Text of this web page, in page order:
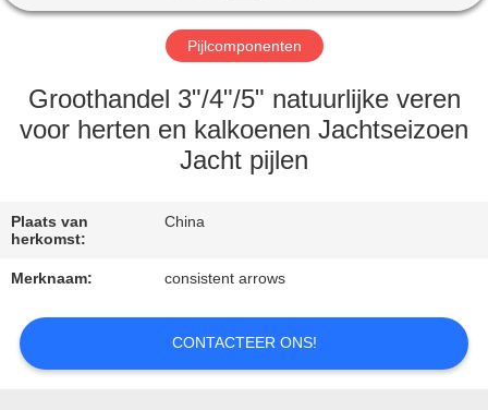
FABRIEKSREIS
KWALITEITSCONTROLE
CONTACTEER
EEN
CITAAT
Pijlcomponenten
Groothandel 3"/4"/5" natuurlijke veren
voor herten en kalkoenen Jachtseizoen
Jacht pijlen
Plaats van
herkomst:
China
Merknaam: consistent arrows
CONTACTEER ONS!